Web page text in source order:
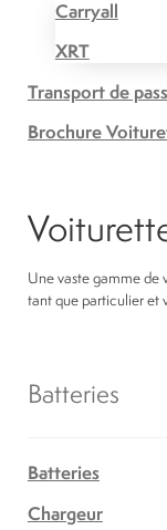
Carryall
XRT
Transport de
Brochure
Une vaste gamme de
tant que particulier et
Batteries
Batteries
Chargeur